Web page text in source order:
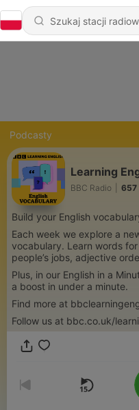
Podcasty
Learning
BBC Radio 657
Build your English
Each week we explore a
vocabulary. Learn words
people’s jobs, adjective
Plus, in our English in a
a boost in under a minute.
Find more at
Follow us at